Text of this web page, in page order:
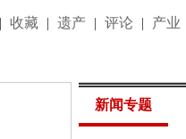
| 收藏 | 遗产 | 评论 | 产业
新闻专题